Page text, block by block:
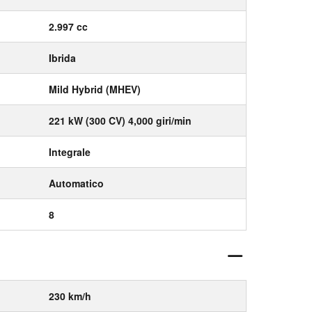
2.997 cc
Ibrida
Mild Hybrid (MHEV)
221 kW (300 CV) 4,000 giri/min
Integrale
Automatico
8
230 km/h